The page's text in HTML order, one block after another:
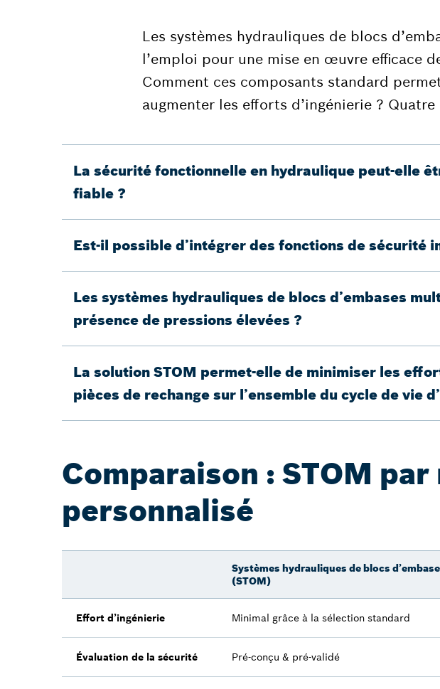
Les systèmes hydrauliques de blocs
l’emploi pour une mise en œuvre efficace
Comment ces composants standard
augmenter les efforts d’ingénierie ?
La sécurité fonctionnelle en hydraulique peut-elle
fiable ?
Est-il possible d’intégrer des fonctions de sécurité
Les systèmes hydrauliques de blocs d’embases
présence de pressions élevées ?
La solution STOM permet-elle de minimiser les
pièces de rechange sur l’ensemble du cycle de vie
Comparaison : STOM
personnalisé
Systèmes hydrauliques de blocs
(STOM)
Effort d’ingénierie Minimal grâce à la sélection standard
Évaluation de la sécurité Pré-conçu & pré-validé